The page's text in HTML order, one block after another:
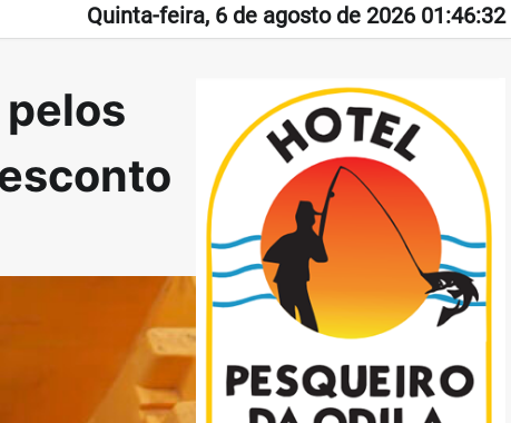
Quinta-feira, 6 de agosto de 2026 01:46:32